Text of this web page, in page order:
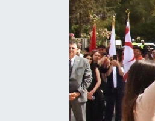
GÜNDEM
GÜNEY KIBRIS
İÇ HABERLER
KÜLTÜR SANAT